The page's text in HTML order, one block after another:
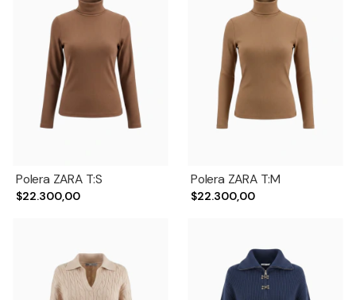
Polera ZARA T:S
$22.300,00
Polera ZARA T:M
$22.300,00